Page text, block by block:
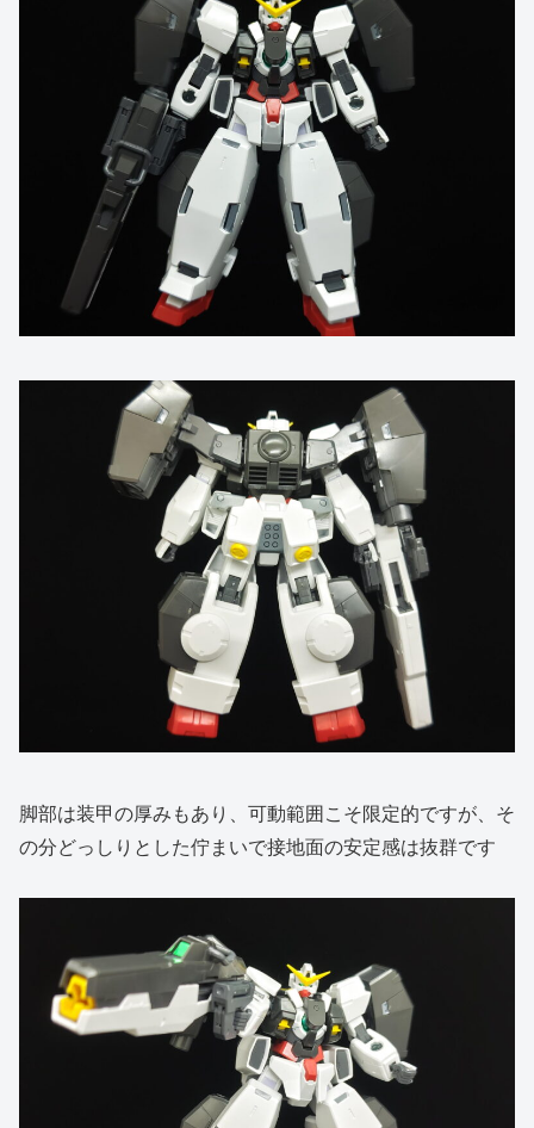
脚部は装甲の厚みもあり、可動範囲こそ限定的ですが、そ
の分どっしりとした佇まいで接地面の安定感は抜群です